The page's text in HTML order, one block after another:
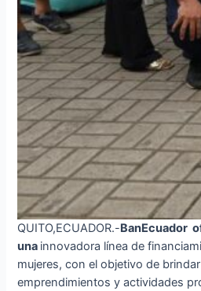
QUITO,ECUADOR.-BanEcuador
una innovadora línea de
mujeres, con el objetivo de
emprendimientos y actividades